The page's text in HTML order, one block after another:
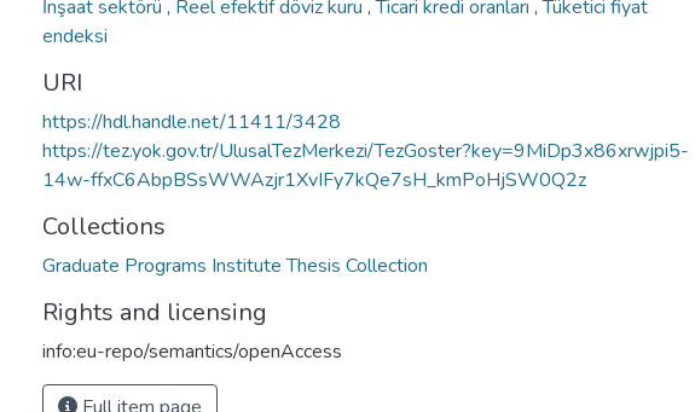
İnşaat sektörü , Reel efektif döviz kuru ,Ticari kredi oranları ,Tüketici fiyat
endeksi
URI
https://hdl.handle.net/11411/3428
https://tez.yok.gov.tr/UlusalTezMerkezi/TezGoster?key=9MiDp3x86xrwjpi5-
14w-ffxC6AbpBSsWWAzjr1XvIFy7kQe7sH_kmPoHjSW0Q2z
Collections
Graduate Programs Institute Thesis Collection
Rights and licensing
info:eu-repo/semantics/openAccess